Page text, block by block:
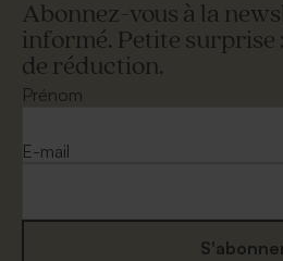
Abonnez-vous à la
informé. Petite surprise
de réduction.
Prénom
E-mail